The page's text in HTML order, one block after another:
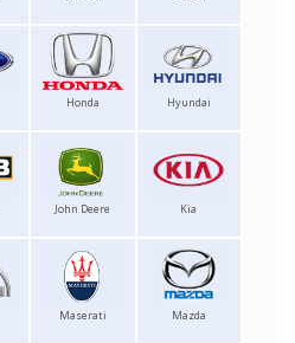
Honda Hyundai
John Deere Kia
Maserati Mazda